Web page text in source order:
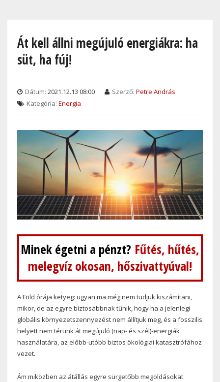
contentÁt kell állni megújuló energiákra: ha
süt, ha fúj!
Dátum: 2021.12.13 08:00 Szerző: Petre András
Kategória: Energia
Minek égetni a pénzt? Fűtés, hűtés,
melegvíz okosan, hőszivattyúval!
A Föld órája ketyeg: ugyan ma még nem tudjuk kiszámítani,
mikor, de az egyre biztosabbnak tűnik, hogy ha a jelenlegi
globális környezetszennyezést nem állítjuk meg, és a fosszilis
helyett nem térünk át megújuló (nap- és szél)-energiák
használatára, az előbb-utóbb biztos ökológiai katasztrófához
vezet.
Ám miközben az átállás egyre sürgetőbb megoldásokat